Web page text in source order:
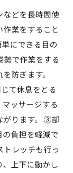
などを長時間使
業をすること
にできる目の
で作業をする
防ぎます。
て休息をとる
ッサージする
がります。 ③部
負担を軽減で
レッチも行っ
上下に動かし